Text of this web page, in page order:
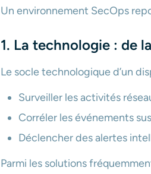
Un environnement SecOps
1. La technologie : de
Le socle technologique d’un
Surveiller les activités
Corréler les événements
Déclencher des alertes
Parmi les solutions